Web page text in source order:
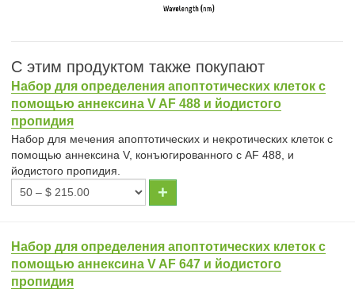
С этим продуктом также покупают
Набор для определения апоптотических клеток с
помощью аннексина V AF 488 и йодистого
пропидия
Набор для мечения апоптотических и некротических клеток с
помощью аннексина V, конъюгированного с AF 488, и
йодистого пропидия.
Набор для определения апоптотических клеток с
помощью аннексина V AF 647 и йодистого
пропидия